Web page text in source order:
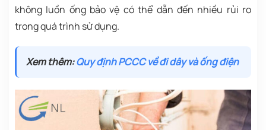
không luồn ống bảo vệ có thể dẫn đến nhiều rủi ro
trong quá trình sử dụng.
Xem thêm:Quy định PCCC về đi dây và ống điện